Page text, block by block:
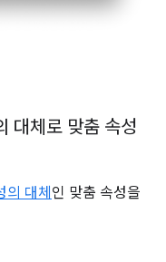
대체로 맞춤 속성
의 대체 인 맞춤 속성을